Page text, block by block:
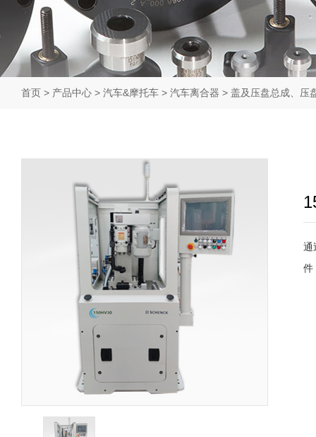
首页> 产品中心> 汽车&摩托车> 汽车离合器 > 盖及压盘总成、压
通
件